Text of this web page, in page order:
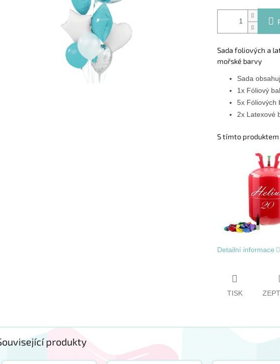
Sada foliových a
mořské barvy
Sada
1x Fóliový
5x Fóliových
2x Latexové
S tímto
Detailní informace
TISK
produkty